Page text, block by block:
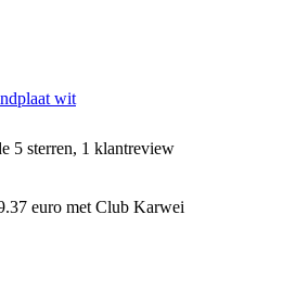
wit
5 sterren, 1 klantreview
euro met Club Karwei